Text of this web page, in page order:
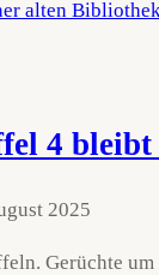
4
2025
Gerüchte